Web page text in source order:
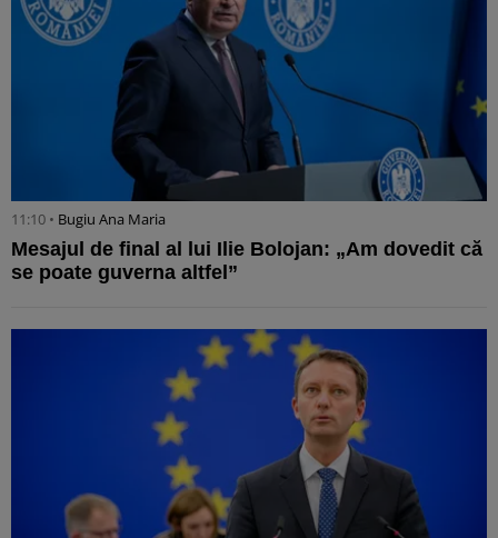
11:10 • Bugiu ⁠Ana Maria
Mesajul de final al lui Ilie Bolojan: „Am dovedit că
se poate guverna altfel”